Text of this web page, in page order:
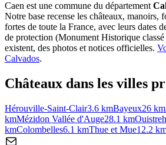
Caen est une commune du département
Notre base recense les châteaux, manoirs,
fortes de toute la France, avec leurs dates
de protection (Monument Historique
existent, des photos et notices officielles.
Calvados.
Châteaux dans les villes
Hérouville-Saint-Clair3.6 kmBayeux26 km
kmMézidon Vallée d'Auge28.1 km
kmColombelles6.1 kmThue et Mue12.2